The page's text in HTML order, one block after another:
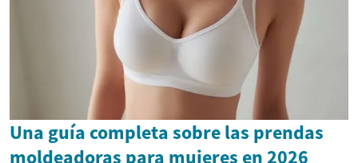
Una guía completa sobre las prendas
moldeadoras para mujeres en 2026